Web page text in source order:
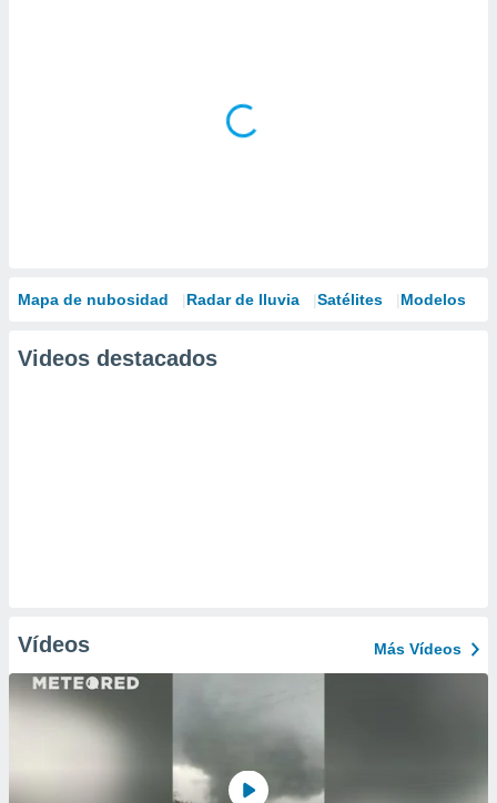
Mapa de nubosidad Radar de lluvia Satélites Modelos
Videos destacados
Vídeos Más Vídeos